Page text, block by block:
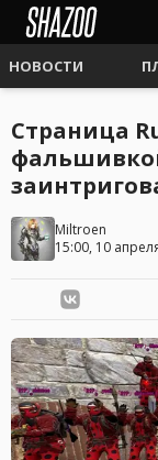
НОВОСТИ
Страница
Miltroen
15:00, 10